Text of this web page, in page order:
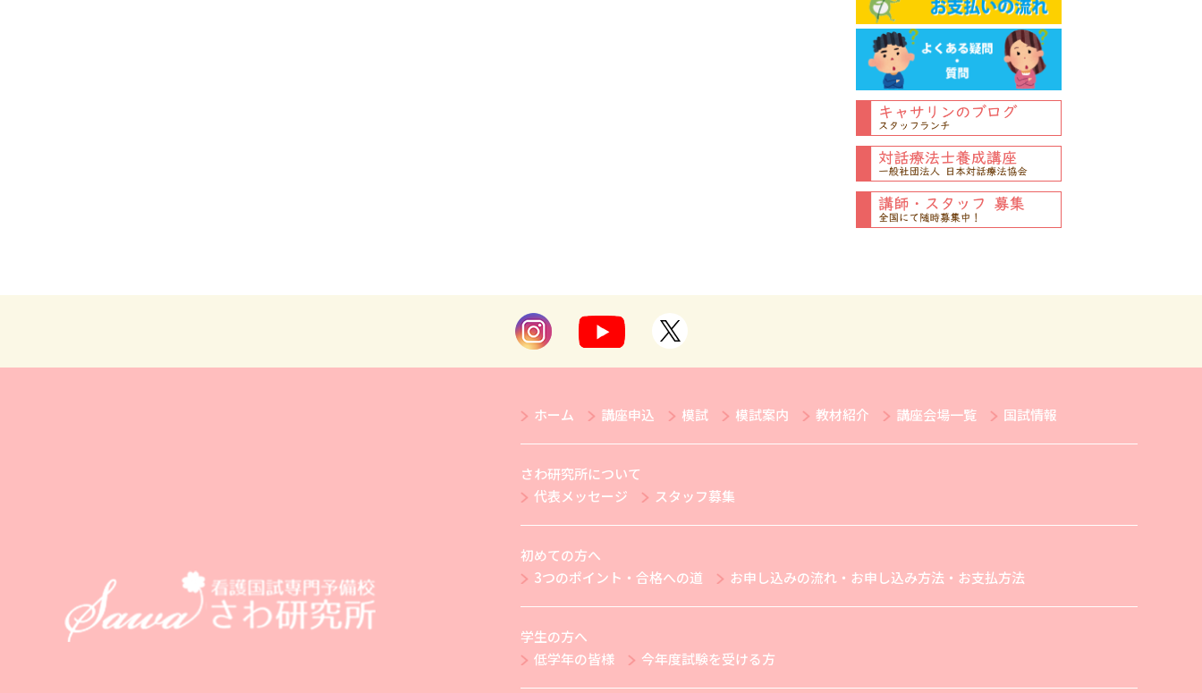
ホーム 講座申込 模試 模試案内 教材紹介 講座会場一覧 国試情報
さわ研究所について
代表メッセージ
スタッフ募集
初めての方へ
3つのポイント・合格への道
お申し込みの流れ・お申し込み方法・お支払方法
学生の方へ
低学年の皆様
今年度試験を受ける方